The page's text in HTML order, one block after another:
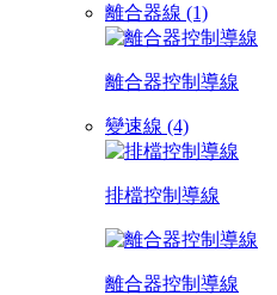
離合器線 (1)
離合器控制導線
變速線 (4)
排檔控制導線
離合器控制導線